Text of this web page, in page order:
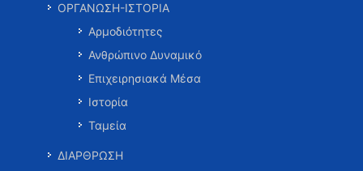
ΟΡΓΑΝΩΣΗ-ΙΣΤΟΡΙΑ
Αρμοδιότητες
Ανθρώπινο Δυναμικό
Επιχειρησιακά Μέσα
Ιστορία
Ταμεία
ΔΙΑΡΘΡΩΣΗ